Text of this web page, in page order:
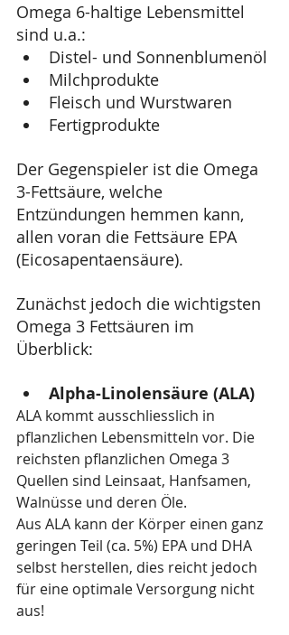
Omega 6-haltige Lebensmittel
sind u.a.:
Distel- und Sonnenblumenöl
Milchprodukte
Fleisch und Wurstwaren
Fertigprodukte
Der Gegenspieler ist die Omega
3-Fettsäure, welche
Entzündungen hemmen kann,
allen voran die Fettsäure EPA
(Eicosapentaensäure).
Zunächst jedoch die wichtigsten
Omega 3 Fettsäuren im
Überblick:
Alpha-Linolensäure (ALA)
ALA kommt ausschliesslich in
pflanzlichen Lebensmitteln vor. Die
reichsten pflanzlichen Omega 3
Quellen sind Leinsaat, Hanfsamen,
Walnüsse und deren Öle.
Aus ALA kann der Körper einen ganz
geringen Teil (ca. 5%) EPA und DHA
selbst herstellen, dies reicht jedoch
für eine optimale Versorgung nicht
aus!